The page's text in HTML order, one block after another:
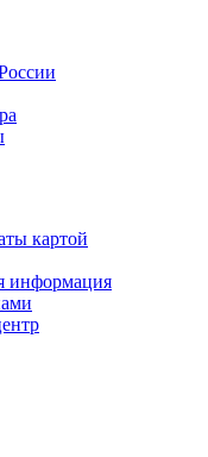
картой
информация